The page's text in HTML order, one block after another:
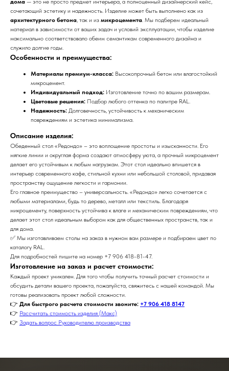
дома — это не просто предмет интерьера, а полноценный дизайнерский кейс,
сочетающий эстетику и надежность. Изделие может быть выполнено как из
архитектурного бетона, так и из микроцемента. Мы подберем идеальный
материал в зависимости от ваших задач и условий эксплуатации, чтобы изделие
максимально соответствовало обеим семантикам современного дизайна и
служило долгие годы.
Особенности и преимущества:
Материалы премиум-класса: Высокопрочный бетон или влагостойкий
микроцемент.
Индивидуальный подход: Изготовление точно по вашим размерам.
Цветовые решения: Подбор любого оттенка по палитре RAL.
Надежность: Долговечность, устойчивость к механическим
повреждениям и эстетика минимализма.
Описание изделия:
Обеденный стол «Редондо» – это воплощение простоты и изысканности. Его
мягкие линии и округлая форма создают атмосферу уюта, а прочный микроцемент
делает его устойчивым к любым нагрузкам. Этот стол идеально впишется в
интерьер современного кафе, стильной кухни или небольшой столовой, придавая
пространству ощущение легкости и гармонии.
Его главное преимущество – универсальность. «Редондо» легко сочетается с
любыми материалами, будь то дерево, металл или текстиль. Благодаря
микроцементу, поверхность устойчива к влаге и механическим повреждениям, что
делает этот стол идеальным выбором как для общественных пространств, так и
для дома.
✅ Мы изготавливаем столы на заказ в нужном вам размере и подбираем цвет по
каталогу RAL.
Для подробностей пишите на номер +7 906 418-81-47.
Изготовление на заказ и расчет стоимости:
Каждый проект уникален. Для того чтобы получить точный расчет стоимости и
обсудить детали вашего проекта, пожалуйста, свяжитесь с нашей командой. Мы
готовы реализовать проект любой сложности.
👉 Для быстрого расчета стоимости звоните: +7 906 418 8147
👉 Рассчитать стоимость изделия (Макс)
👉 Задать вопрос Руководителю производства